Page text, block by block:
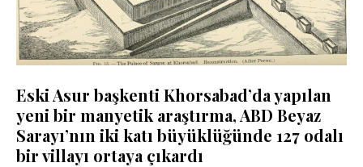
Eski Asur başkenti Khorsabad’da yapılan
yeni bir manyetik araştırma, ABD Beyaz
Sarayı’nın iki katı büyüklüğünde 127 odalı
bir villayı ortaya çıkardı